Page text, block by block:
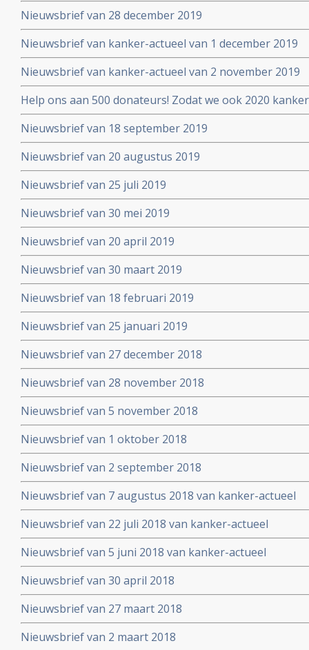
Nieuwsbrief van 28 december 2019
Nieuwsbrief van kanker-actueel van 1 december 2019
Nieuwsbrief van kanker-actueel van 2 november 2019
Help ons aan 500 donateurs! Zodat we ook 2020
voortzetten
Nieuwsbrief van 18 september 2019
Nieuwsbrief van 20 augustus 2019
Nieuwsbrief van 25 juli 2019
Nieuwsbrief van 30 mei 2019
Nieuwsbrief van 20 april 2019
Nieuwsbrief van 30 maart 2019
Nieuwsbrief van 18 februari 2019
Nieuwsbrief van 25 januari 2019
Nieuwsbrief van 27 december 2018
Nieuwsbrief van 28 november 2018
Nieuwsbrief van 5 november 2018
Nieuwsbrief van 1 oktober 2018
Nieuwsbrief van 2 september 2018
Nieuwsbrief van 7 augustus 2018 van kanker-actueel
Nieuwsbrief van 22 juli 2018 van kanker-actueel
Nieuwsbrief van 5 juni 2018 van kanker-actueel
Nieuwsbrief van 30 april 2018
Nieuwsbrief van 27 maart 2018
Nieuwsbrief van 2 maart 2018